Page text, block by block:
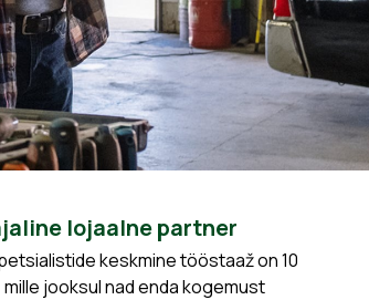
lojaalne partner
keskmine tööstaaž on 10
jooksul nad enda kogemust